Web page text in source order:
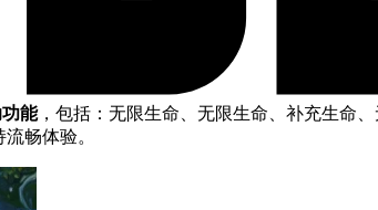
能，包括：无限生命、无限生命、补充生命
畅体验。